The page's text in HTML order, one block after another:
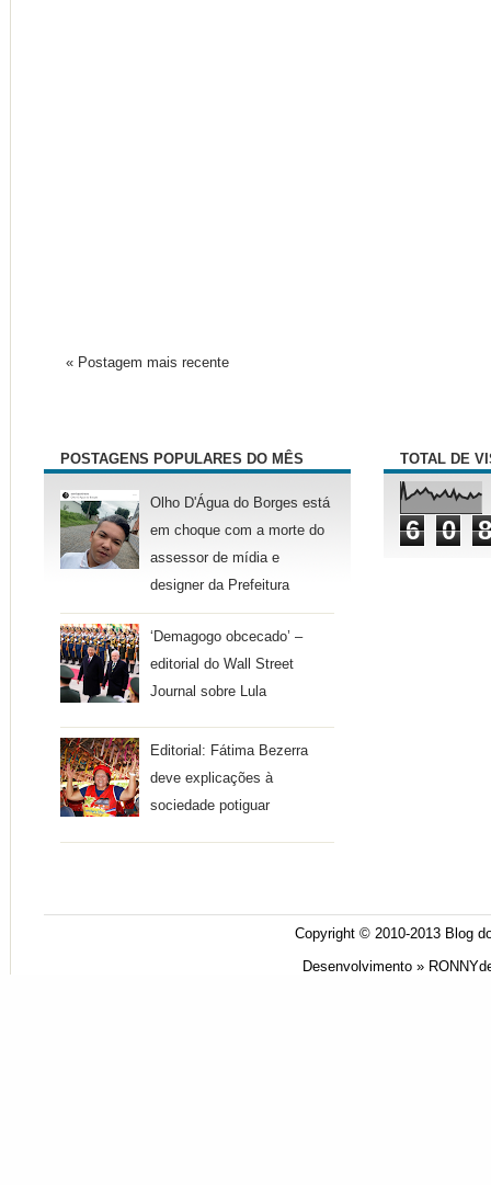
« Postagem mais recente
POSTAGENS POPULARES DO MÊS
Olho D'Água do Borges está
em choque com a morte do
assessor de mídia e
designer da Prefeitura
‘Demagogo obcecado’ –
editorial do Wall Street
Journal sobre Lula
Editorial: Fátima Bezerra
deve explicações à
sociedade potiguar
TOTAL DE
6 0 8
Copyright © 2010-2013 Blog
Desenvolvimento »